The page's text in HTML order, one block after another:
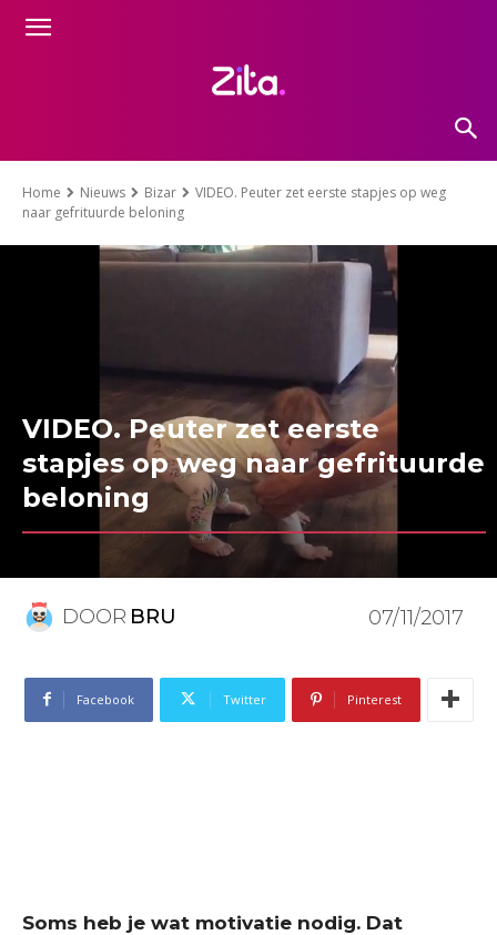
Home Nieuws Bizar
VIDEO. Peuter zet eerste stapjes op weg
naar gefrituurde beloning
VIDEO. Peuter zet eerste
stapjes op weg naar gefrituurde
beloning
DOOR BRU 07/11/2017
Facebook Twitter Pinterest
Soms heb je wat motivatie nodig. Dat